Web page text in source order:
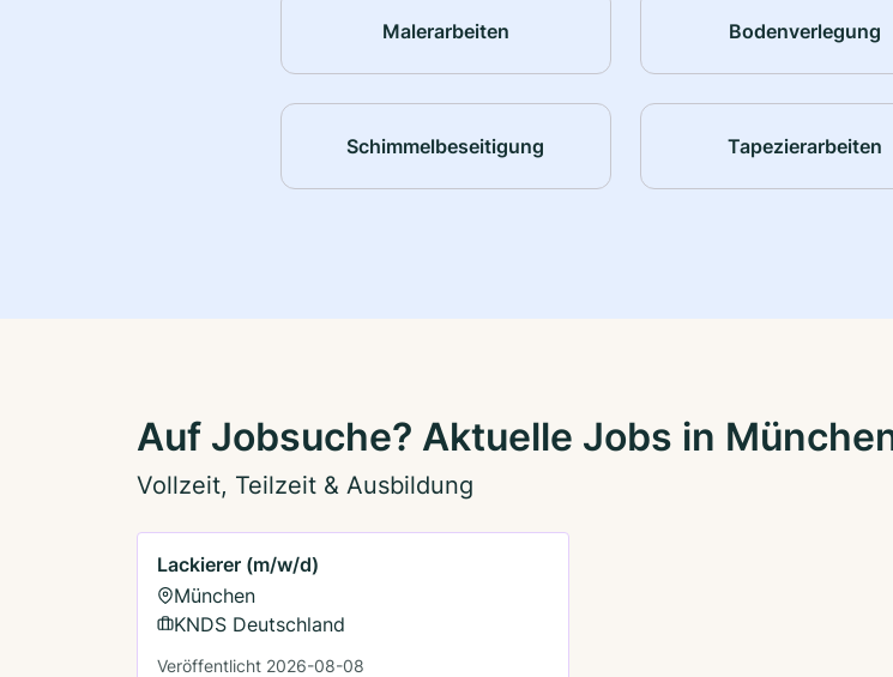
Malerarbeiten Bodenverlegung
Schimmelbeseitigung Tapezierarbeiten
Auf Jobsuche? Aktuelle Jobs in
Vollzeit, Teilzeit & Ausbildung
Lackierer (m/w/d)
München
KNDS Deutschland
Veröffentlicht 2026-08-08